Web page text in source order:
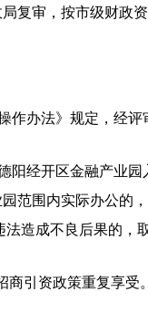
复审，按市级财政
作办法》规定，经
阳经开区金融产业
范围内实际办公的
造成不良后果的，
商引资政策重复享受